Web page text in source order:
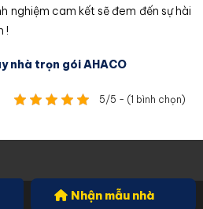
nghiệm cam kết sẽ đem đến sự hài
!
nhà trọn gói AHACO
5/5 - (1 bình chọn)
Nhận mẫu nhà